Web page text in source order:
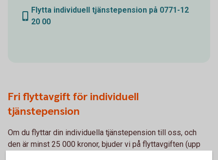
Flytta individuell tjänstepension på 0771-12
20 00
Fri flyttavgift för individuell
tjänstepension
Om du flyttar din individuella tjänstepension till oss, och
den är minst 25 000 kronor, bjuder vi på flyttavgiften (upp